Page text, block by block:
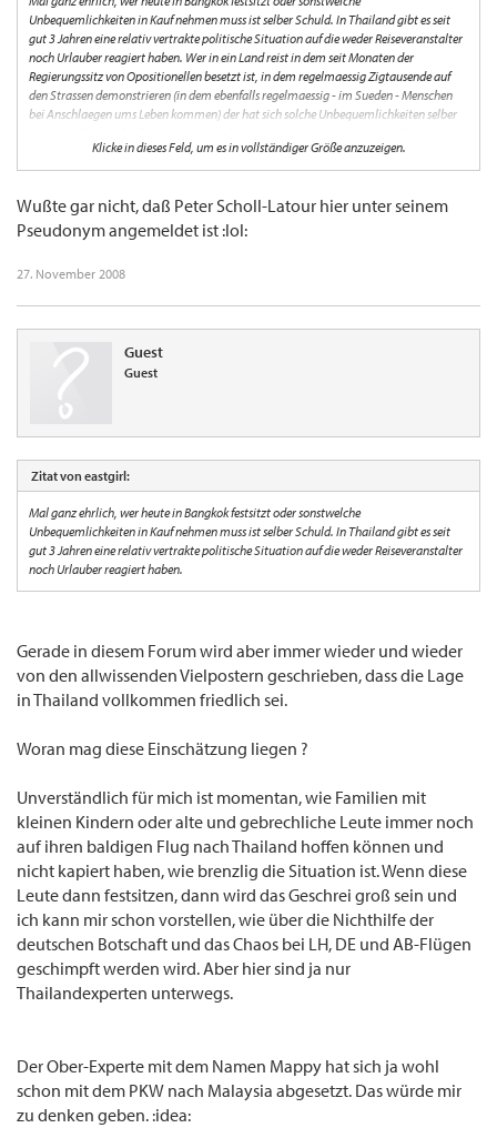
Unbequemlichkeiten in Kauf nehmen muss ist selber Schuld. In Thailand gibt es seit
gut 3 Jahren eine relativ vertrakte politische Situation auf die weder Reiseveranstalter
noch Urlauber reagiert haben. Wer in ein Land reist in dem seit Monaten der
Regierungssitz von Opositionellen besetzt ist, in dem regelmaessig Zigtausende auf
den Strassen demonstrieren (in dem ebenfalls regelmaessig - im Sueden - Menschen
bei Anschlaegen ums Leben kommen) der hat sich solche Unbequemlichkeiten selber
Flughafen in Phuket im Visier hatte, haette jedem klar sein koennen das die Situation
wie sie ist eintritt. Man kann eigentlich froh sein das dort alles noch so besonnen von
Klicke in dieses Feld, um es in vollständiger Größe anzuzeigen.
Wußte gar nicht, daß Peter Scholl-Latour hier unter seinem
Pseudonym angemeldet ist :lol:
27. November 2008
Guest
Guest
Zitat von eastgirl:
Mal ganz ehrlich, wer heute in Bangkok festsitzt oder sonstwelche
Unbequemlichkeiten in Kauf nehmen muss ist selber Schuld. In Thailand gibt es seit
gut 3 Jahren eine relativ vertrakte politische Situation auf die weder Reiseveranstalter
noch Urlauber reagiert haben.
Gerade in diesem Forum wird aber immer wieder und wieder
von den allwissenden Vielpostern geschrieben, dass die Lage
in Thailand vollkommen friedlich sei.
Woran mag diese Einschätzung liegen ?
Unverständlich für mich ist momentan, wie Familien mit
kleinen Kindern oder alte und gebrechliche Leute immer noch
auf ihren baldigen Flug nach Thailand hoffen können und
nicht kapiert haben, wie brenzlig die Situation ist. Wenn diese
Leute dann festsitzen, dann wird das Geschrei groß sein und
ich kann mir schon vorstellen, wie über die Nichthilfe der
deutschen Botschaft und das Chaos bei LH, DE und AB-Flügen
geschimpft werden wird. Aber hier sind ja nur
Thailandexperten unterwegs.
Der Ober-Experte mit dem Namen Mappy hat sich ja wohl
schon mit dem PKW nach Malaysia abgesetzt. Das würde mir
zu denken geben. :idea: